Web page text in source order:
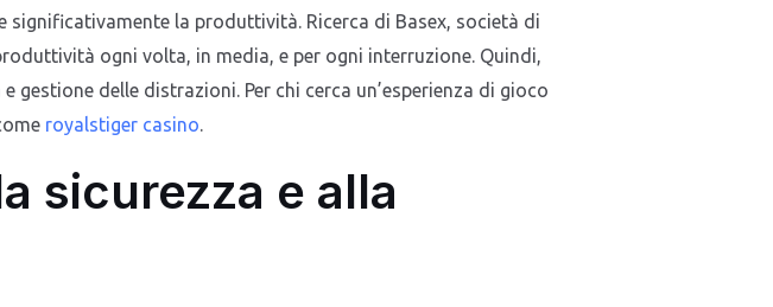
significativamente la produttività. Ricerca di Basex, società di
ogni volta, in media, e per ogni interruzione. Quindi,
delle distrazioni. Per chi cerca un’esperienza di gioco
royalstiger casino.
sicurezza e alla